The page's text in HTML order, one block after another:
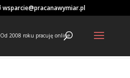
wsparcie@pracanawymiar.pl
Od 2008 roku pracuję online